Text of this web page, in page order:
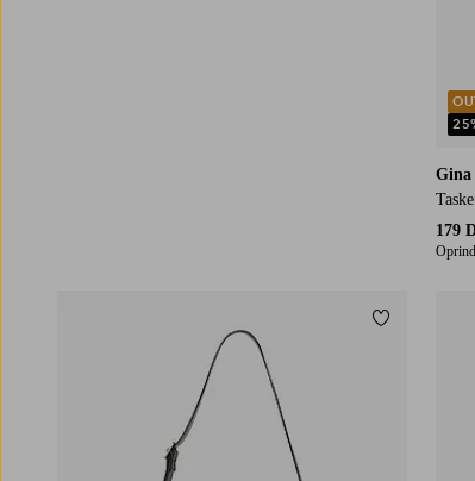
Gina
179
Tilføj til